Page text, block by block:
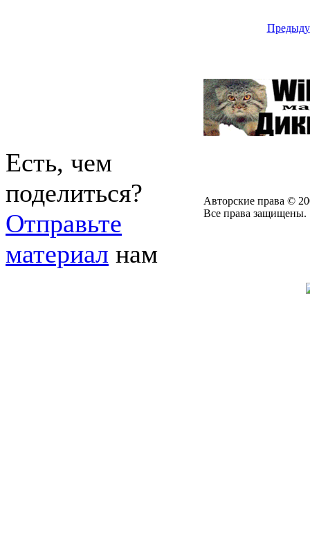
Есть, чем
поделиться?
Отправьте
материал нам
Авторские права ©
Все права защищены.